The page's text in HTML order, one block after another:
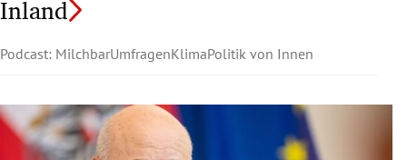
Inland
Podcast: MilchbarUmfragenKlimaPolitik von Innen